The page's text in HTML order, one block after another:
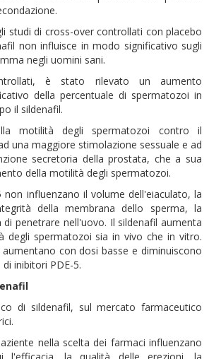
studi di cross-over controllati con placebo
non influisce in modo significativo sugli
negli uomini sani.
è stato rilevato un aumento
della percentuale di spermatozoi in
il sildenafil.
motilità degli spermatozoi contro il
una maggiore stimolazione sessuale e ad
secretoria della prostata, che a sua
della motilità degli spermatozoi.
non influenzano il volume dell'eiaculato, la
della membrana dello sperma, la
penetrare nell'uovo. Il sildenafil aumenta
degli spermatozoi sia in vivo che in vitro.
con dosi basse e diminuiscono
inibitori PDE-5.
di sildenafil, sul mercato farmaceutico
nella scelta dei farmaci influenzano